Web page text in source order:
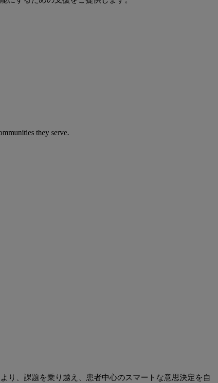
they serve.
り、課題を乗り越え、患者中心のスマートな意思決定を自